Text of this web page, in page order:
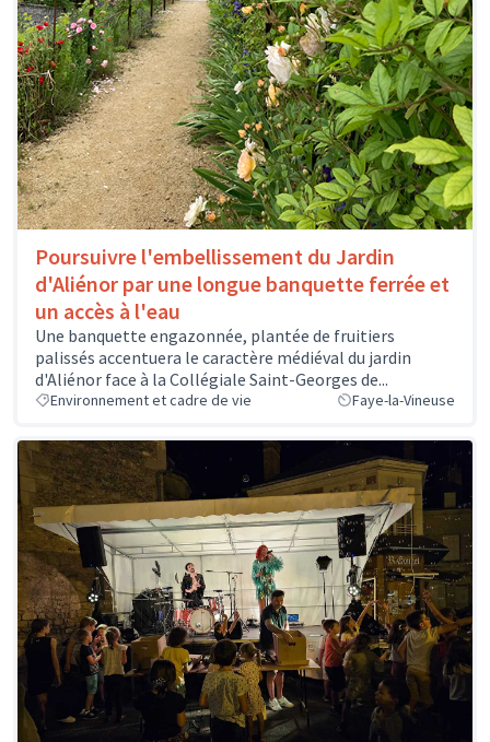
Poursuivre l'embellissement du Jardin
d'Aliénor par une longue banquette ferrée et
un accès à l'eau
Une banquette engazonnée, plantée de fruitiers
palissés accentuera le caractère médiéval du jardin
d'Aliénor face à la Collégiale Saint-Georges de...
Environnement et cadre de vie Faye-la-Vineuse